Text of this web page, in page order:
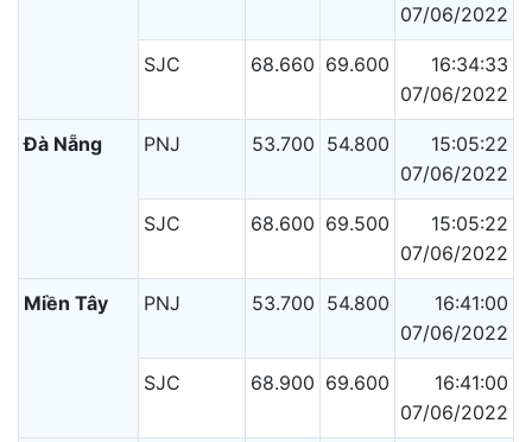
07/06/2022
SJC 68.660 69.600
16:34:33
07/06/2022
Đà Nẵng PNJ 53.700 54.800
15:05:22
07/06/2022
SJC 68.600 69.500
15:05:22
07/06/2022
Miền Tây PNJ 53.700 54.800
16:41:00
07/06/2022
SJC 68.900 69.600
16:41:00
07/06/2022